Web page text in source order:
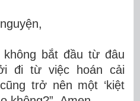
không bắt đầu từ đâu
đi từ việc hoán cải
trở nên một ‘kiệt